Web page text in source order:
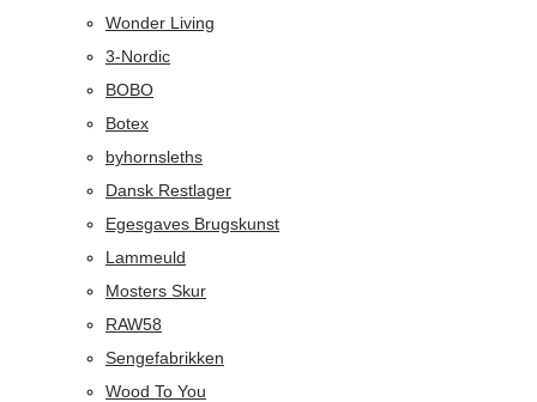
Wonder Living
3-Nordic
BOBO
Botex
byhornsleths
Dansk Restlager
Egesgaves Brugskunst
Lammeuld
Mosters Skur
RAW58
Sengefabrikken
Wood To You